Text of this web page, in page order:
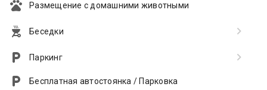
Размещение с домашними животными
Беседки
Паркинг
Бесплатная автостоянка / Парковка